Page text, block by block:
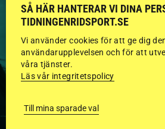
GODKÄNDA
FLERA
BILDER OCH
SÅ HÄR HANTERAR VI DINA
TIDNINGENRIDSPORT.SE
Vi använder cookies för att ge dig
användarupplevelsen och för att
våra tjänster.
Läs vår integritetspolicy
Till mina sparade val